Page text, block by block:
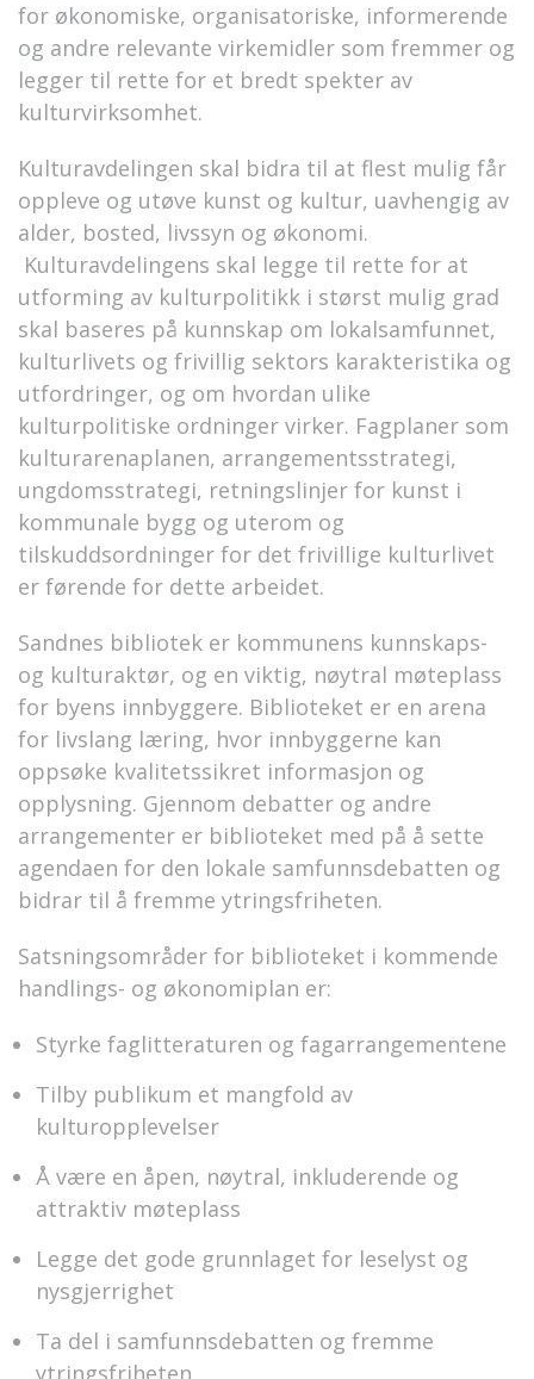
for økonomiske, organisatoriske, informerende
og andre relevante virkemidler som fremmer og
legger til rette for et bredt spekter av
kulturvirksomhet.
Kulturavdelingen skal bidra til at flest mulig får
oppleve og utøve kunst og kultur, uavhengig av
alder, bosted, livssyn og økonomi.
Kulturavdelingens skal legge til rette for at
utforming av kulturpolitikk i størst mulig grad
skal baseres på kunnskap om lokalsamfunnet,
kulturlivets og frivillig sektors karakteristika og
utfordringer, og om hvordan ulike
kulturpolitiske ordninger virker. Fagplaner som
kulturarenaplanen, arrangementsstrategi,
ungdomsstrategi, retningslinjer for kunst i
kommunale bygg og uterom og
tilskuddsordninger for det frivillige kulturlivet
er førende for dette arbeidet.
Sandnes bibliotek er kommunens kunnskaps-
og kulturaktør, og en viktig, nøytral møteplass
for byens innbyggere. Biblioteket er en arena
for livslang læring, hvor innbyggerne kan
oppsøke kvalitetssikret informasjon og
opplysning. Gjennom debatter og andre
arrangementer er biblioteket med på å sette
agendaen for den lokale samfunnsdebatten og
bidrar til å fremme ytringsfriheten.
Satsningsområder for biblioteket i kommende
handlings- og økonomiplan er:
Styrke faglitteraturen og fagarrangementene
Tilby publikum et mangfold av
kulturopplevelser
Å være en åpen, nøytral, inkluderende og
attraktiv møteplass
Legge det gode grunnlaget for leselyst og
nysgjerrighet
Ta del i samfunnsdebatten og fremme
ytringsfriheten